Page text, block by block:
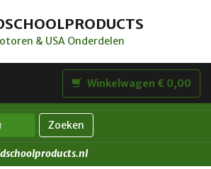
& USA Onderdelen
Winkelwagen € 0,00
Zoeken